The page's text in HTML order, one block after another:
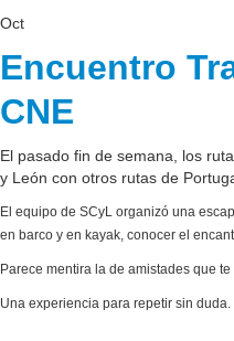
Oct
Encuentro
CNE
El pasado fin de semana, los
y León con otros rutas de
El equipo de SCyL organizó una
en barco y en kayak, conocer el
Parece mentira la de amistades que
Una experiencia para repetir sin duda.